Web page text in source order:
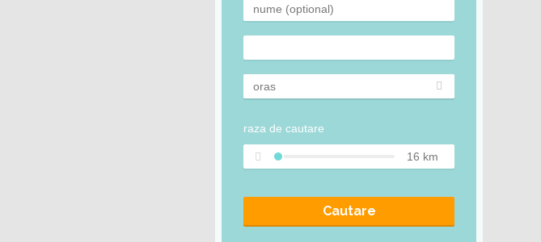
raza de cautare
16 km
Cautare